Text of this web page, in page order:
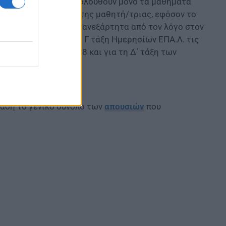
η φοίτηση του/της μαθητή/τριας, εφόσον το
διδακτικό έτος, ανεξάρτητα από τον λόγο στον
τις 75, για τη Γ τάξη Ημερησίων ΕΠΑ.Λ. τις
ΕΠΑ.Λ. τις 78 και για τη Δ΄ τάξη των
το γενικό σύνολο των απουσιών που